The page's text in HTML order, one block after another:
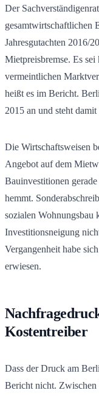
Der
gesamtwirtschaftlichen
Jahresgutachten 2016/
Mietpreisbremse. Es
vermeintlichen
heißt es im Bericht.
2015 an und steht
Die Wirtschaftsweisen
Angebot auf dem
Bauinvestitionen
hemmt.
sozialen Wohnungsbau
Investitionsneigung
Vergangenheit habe
erwiesen.
Kostentreiber
Dass der Druck am
Bericht nicht.